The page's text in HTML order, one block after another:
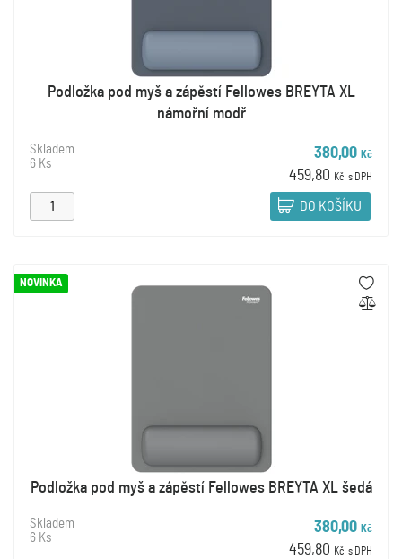
Podložka pod myš a zápěstí Fellowes BREYTA XL
námořní modř
Skladem
6 Ks
380,00 Kč
459,80 Kč s DPH
DO KOŠÍKU
NOVINKA
Podložka pod myš a zápěstí Fellowes BREYTA XL šedá
Skladem
6 Ks
380,00 Kč
459,80 Kč s DPH